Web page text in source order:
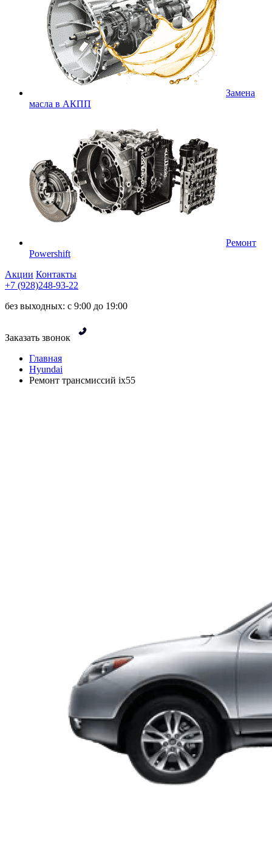
Замена
масла в АКПП
Ремонт
Powershift
Акции Контакты
+7 (928)248-93-22
без выходных: с 9:00 до 19:00
Заказать звонок
Главная
Hyundai
Ремонт трансмиссий ix55